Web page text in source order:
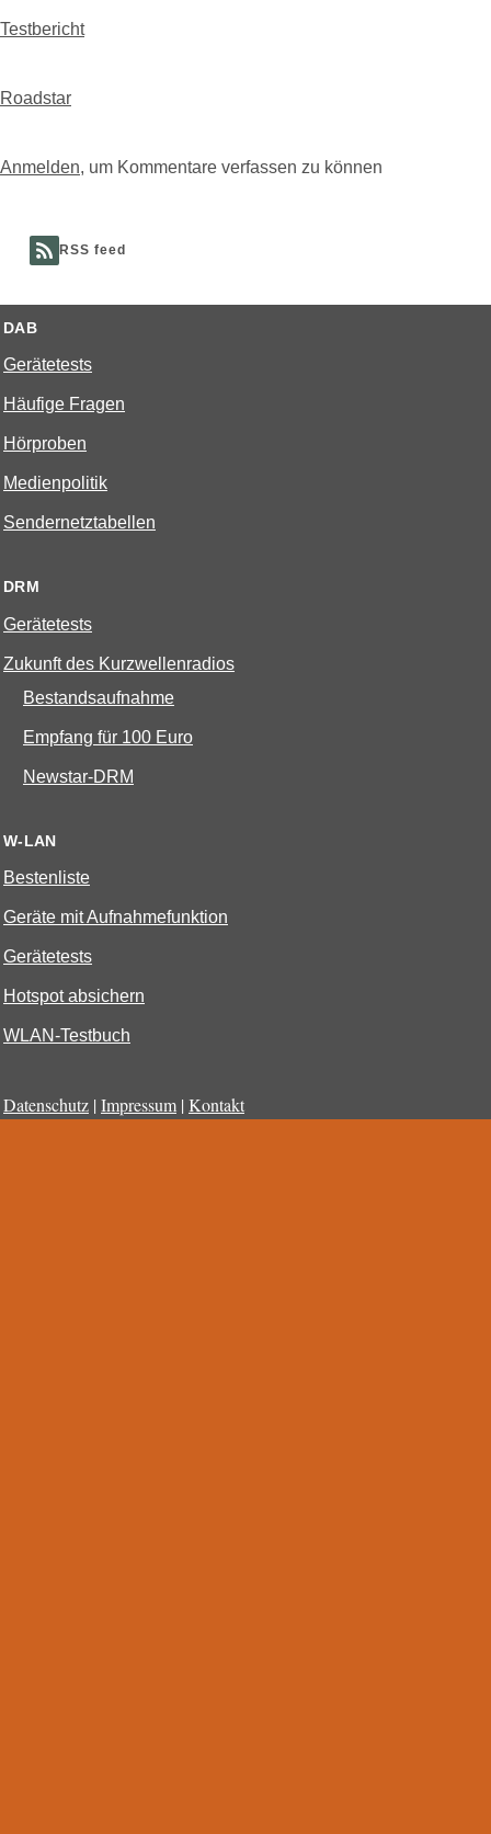
Testbericht
Roadstar
Anmelden, um Kommentare verfassen zu können
RSS feed
DAB
Gerätetests
Häufige Fragen
Hörproben
Medienpolitik
Sendernetztabellen
DRM
Gerätetests
Zukunft des Kurzwellenradios
Bestandsaufnahme
Empfang für 100 Euro
Newstar-DRM
W-LAN
Bestenliste
Geräte mit Aufnahmefunktion
Gerätetests
Hotspot absichern
WLAN-Testbuch
Datenschutz | Impressum | Kontakt